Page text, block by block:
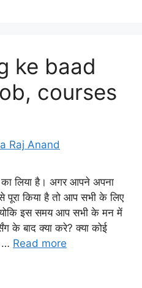
ke baad
courses
Raj Anand
लिया है। अगर आपने अपना
किया है तो आप सभी के लिए
क्योकि इस समय आप सभी के मन में
के बाद क्या करे? क्या कोई
… Read more